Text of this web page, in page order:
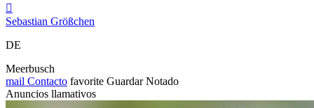

Sebastian Größchen
DE
Meerbusch
mail Contacto favorite Guardar Notado
Anuncios llamativos